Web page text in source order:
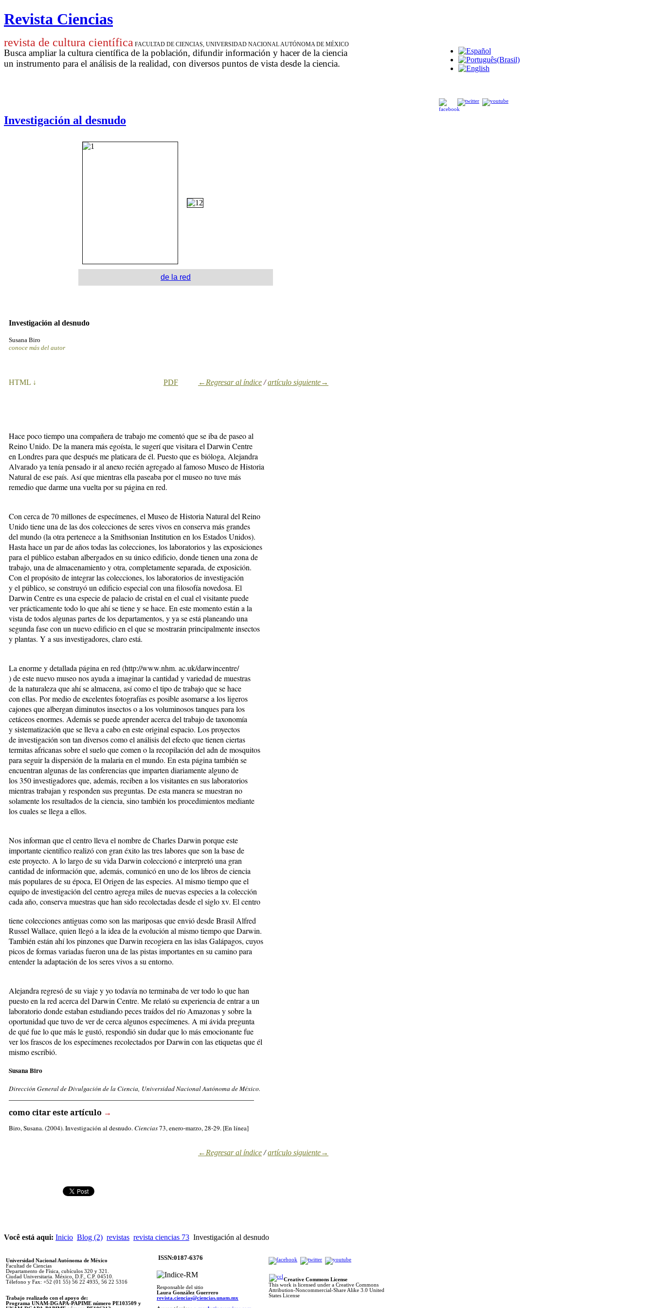
Revista Ciencias
revista de cultura científica FACULTAD DE CIENCIAS, UNIVERSIDAD NACIONAL AUTÓNOMA DE MÉXICO
Busca ampliar la cultura científica de la población, difundir información y hacer de la ciencia
un instrumento para el análisis de la realidad, con diversos puntos de vista desde la ciencia.
Investigación al desnudo
de la red
Investigación al desnudo
Susana Biro
conoce más del autor
HTML ↓ PDF ←Regresar al índice /artículo siguiente→
Hace poco tiempo una compañera de trabajo me comentó que se iba de paseo al
Reino Unido. De la manera más egoísta, le sugerí que visitara el Darwin Centre
en Londres para que después me platicara de él. Puesto que es bióloga, Alejandra
Alvarado ya tenía pensado ir al anexo recién agregado al famoso Museo de Historia
Natural de ese país. Así que mientras ella paseaba por el museo no tuve más
remedio que darme una vuelta por su página en red.
Con cerca de 70 millones de especímenes, el Museo de Historia Natural del Reino
Unido tiene una de las dos colecciones de seres vivos en conserva más grandes
del mundo (la otra pertenece a la Smithsonian Institution en los Estados Unidos).
Hasta hace un par de años todas las colecciones, los laboratorios y las exposiciones
para el público estaban albergados en su único edificio, donde tienen una zona de
trabajo, una de almacenamiento y otra, completamente separada, de exposición.
Con el propósito de integrar las colecciones, los laboratorios de investigación
y el público, se construyó un edificio especial con una filosofía novedosa. El
Darwin Centre es una especie de palacio de cristal en el cual el visitante puede
ver prácticamente todo lo que ahí se tiene y se hace. En este momento están a la
vista de todos algunas partes de los departamentos, y ya se está planeando una
segunda fase con un nuevo edificio en el que se mostrarán principalmente insectos
y plantas. Y a sus investigadores, claro está.
La enorme y detallada página en red (http://www.nhm. ac.uk/darwincentre/
) de este nuevo museo nos ayuda a imaginar la cantidad y variedad de muestras
de la naturaleza que ahí se almacena, así como el tipo de trabajo que se hace
con ellas. Por medio de excelentes fotografías es posible asomarse a los ligeros
cajones que albergan diminutos insectos o a los voluminosos tanques para los
cetáceos enormes. Además se puede aprender acerca del trabajo de taxonomía
y sistematización que se lleva a cabo en este original espacio. Los proyectos
de investigación son tan diversos como el análisis del efecto que tienen ciertas
termitas africanas sobre el suelo que comen o la recopilación del adn de mosquitos
para seguir la dispersión de la malaria en el mundo. En esta página también se
encuentran algunas de las conferencias que imparten diariamente alguno de
los 350 investigadores que, además, reciben a los visitantes en sus laboratorios
mientras trabajan y responden sus preguntas. De esta manera se muestran no
solamente los resultados de la ciencia, sino también los procedimientos mediante
los cuales se llega a ellos.
Nos informan que el centro lleva el nombre de Charles Darwin porque este
importante científico realizó con gran éxito las tres labores que son la base de
este proyecto. A lo largo de su vida Darwin coleccionó e interpretó una gran
cantidad de información que, además, comunicó en uno de los libros de ciencia
más populares de su época, El Origen de las especies. Al mismo tiempo que el
equipo de investigación del centro agrega miles de nuevas especies a la colección
cada año, conserva muestras que han sido recolectadas desde el siglo xv. El centro
tiene colecciones antiguas como son las mariposas que envió desde Brasil Alfred
Russel Wallace, quien llegó a la idea de la evolución al mismo tiempo que Darwin.
También están ahí los pinzones que Darwin recogiera en las islas Galápagos, cuyos
picos de formas variadas fueron una de las pistas importantes en su camino para
entender la adaptación de los seres vivos a su entorno.
Alejandra regresó de su viaje y yo todavía no terminaba de ver todo lo que han
puesto en la red acerca del Darwin Centre. Me relató su experiencia de entrar a un
laboratorio donde estaban estudiando peces traídos del río Amazonas y sobre la
oportunidad que tuvo de ver de cerca algunos especímenes. A mi ávida pregunta
de qué fue lo que más le gustó, respondió sin dudar que lo más emocionante fue
ver los frascos de los especímenes recolectados por Darwin con las etiquetas que él
mismo escribió.
Susana Biro
Dirección General de Divulgación de la Ciencia, Universidad Nacional Autónoma de México.
como citar este artículo →
Biro, Susana. (2004). Investigación al desnudo. Ciencias73, enero-marzo, 28-29. [En línea]
←Regresar al índice /artículo siguiente→
Você está aqui: Inicio Blog (2) revistas revista ciencias 73 Investigación al desnudo
Universidad Nacional Autónoma de México
Facultad de Ciencias
Departamento de Física, cubículos 320 y 321.
Ciudad Universitaria. México, D.F., C.P. 04510.
Télefono y Fax: +52 (01 55) 56 22 4935, 56 22 5316
Trabajo realizado con el apoyo de:
Programa UNAM-DGAPA-PAPIME número PE103509 y
ISSN:0187-6376
Responsable del sitio
Laura González Guerrero
revista.ciencias@ciencias.unam.mx
Creative Commons License
This work is licensed under a Creative Commons
Attribution-Noncommercial-Share Alike 3.0 United
States License